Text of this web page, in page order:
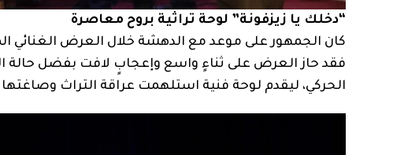
“دخلك يا زيزفونة” لوحة تراثية بروح معاصرة
كان الجمهور على موعد مع الدهشة خلال العرض الغنائي
فقد حاز العرض على ثناءٍ واسع وإعجابٍ لافت بفضل حالة
الحركي، ليقدم لوحة فنية استلهمت عراقة التراث